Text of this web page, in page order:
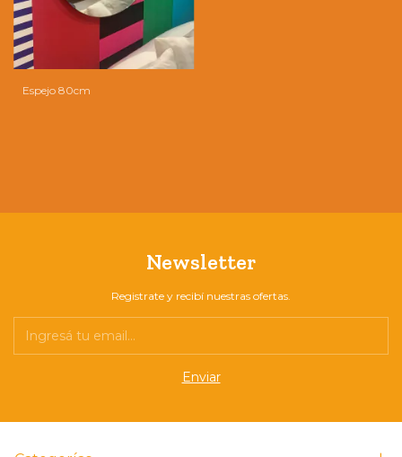
Espejo 80cm
Newsletter
Registrate y recibí nuestras ofertas.